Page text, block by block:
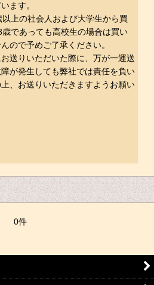
ます。
以上の社会人および大学生から買
であっても高校生の場合は買い
ので予めご了承ください。
送りいただいた際に、万が一運送
が発生しても弊社では責任を負い
、お送りいただきますようお願い
0件